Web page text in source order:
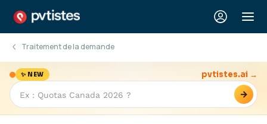
Traitement de la demande
✨ NEW
→
pvtistes.ai →